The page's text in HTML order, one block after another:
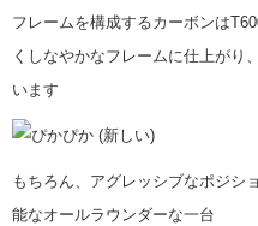
フレームを構成するカーボンは
くしなやかなフレームに仕上がり
います
もちろん、アグレッシブなポジシ
能なオールラウンダーな一台